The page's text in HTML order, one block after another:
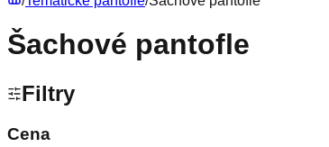
Šachové pantofle
Filtry
Cena